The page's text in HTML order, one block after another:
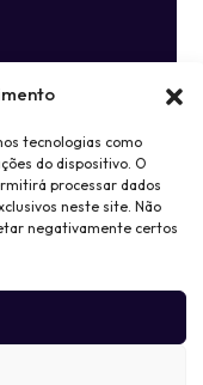
tecnologias como
do dispositivo. O
processar dados
neste site. Não
negativamente certos